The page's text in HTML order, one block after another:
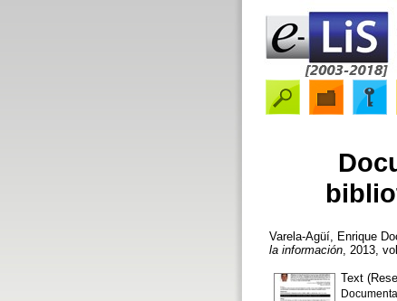
Varela-Agüí, Enrique
la información , 2013,
Text